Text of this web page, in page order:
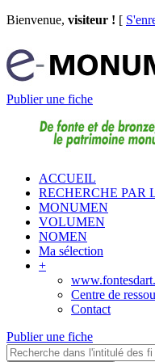
Bienvenue, visiteur ! [
Publier une fiche
ACCUEIL
RECHERCHE PAR
MONUMEN
VOLUMEN
NOMEN
Ma sélection
+
Centre de
Contact
Publier une fiche